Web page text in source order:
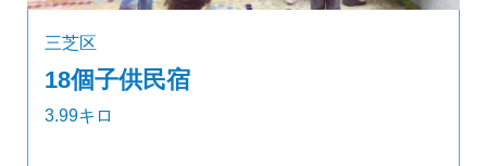
三芝区
18個子供民宿
3.99キロ